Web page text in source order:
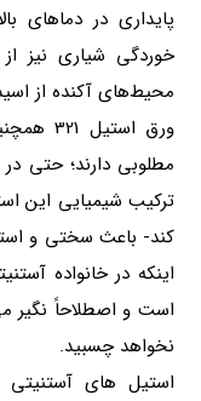
پایداری در دماهای
خوردگی شیاری نیز
محیط‌های آکنده از
ورق
مطلوبی دارند؛ حتی
ترکیب شیمیایی این
کند- باعث سختی و
اینکه در خانواده
نخواهد چسبید.
استیل های آستنیتی